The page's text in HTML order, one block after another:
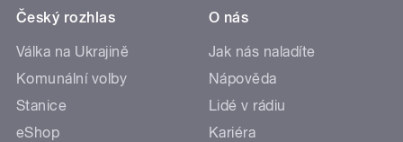
Český rozhlas
Válka na Ukrajině
Komunální volby
Stanice
eShop
O nás
Jak nás naladíte
Nápověda
Lidé v rádiu
Kariéra